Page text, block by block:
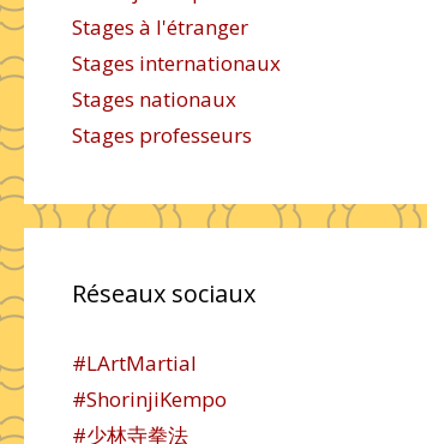
Stages à l'étranger
Stages internationaux
Stages nationaux
Stages professeurs
Réseaux sociaux
#LArtMartial
#ShorinjiKempo
#少林寺拳法